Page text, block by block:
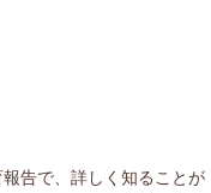
告で、詳しく知ることが